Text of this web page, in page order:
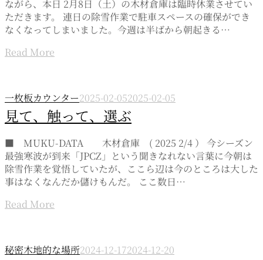
ながら、本日 2月8日（土）の木材倉庫は臨時休業させてい
ただきます。 連日の除雪作業で駐車スペースの確保ができ
なくなってしまいました。今週は半ばから朝起きる…
Read More
一枚板カウンター2025-02-052025-02-05
見て、触って、選ぶ
■ MUKU-DATA 木材倉庫 ( 2025 2/4 ） 今シーズン
最強寒波が到来「JPCZ」という聞きなれない言葉に今朝は
除雪作業を覚悟していたが、ここら辺は今のところは大した
事はなくなんだか儲けもんだ。 ここ数日…
Read More
秘密木地的な場所2024-12-172024-12-20